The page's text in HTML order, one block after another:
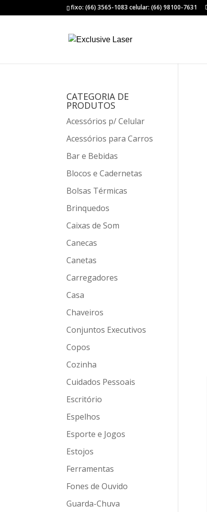
fixo: (66) 3565-1083 celular: (66) 98100-7631
CATEGORIA DE
PRODUTOS
Acessórios p/ Celular
Acessórios para Carros
Bar e Bebidas
Blocos e Cadernetas
Bolsas Térmicas
Brinquedos
Caixas de Som
Canecas
Canetas
Carregadores
Casa
Chaveiros
Conjuntos Executivos
Copos
Cozinha
Cuidados Pessoais
Escritório
Espelhos
Esporte e Jogos
Estojos
Ferramentas
Fones de Ouvido
Guarda-Chuva